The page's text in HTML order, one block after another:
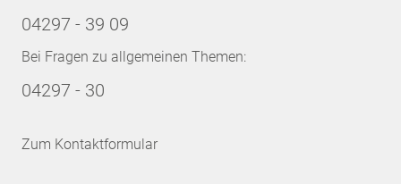
04297 - 39 09
Bei Fragen zu allgemeinen Themen:
04297 - 30
Zum Kontaktformular